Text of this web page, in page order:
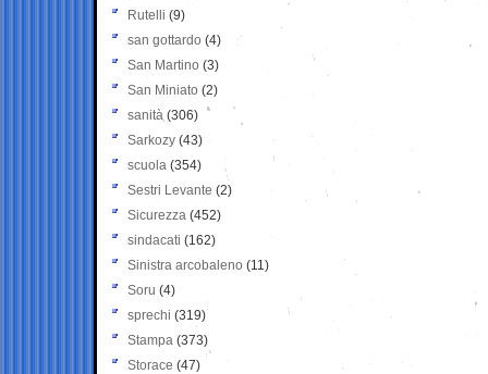
Rutelli (9)
san gottardo (4)
San Martino (3)
San Miniato (2)
sanità (306)
Sarkozy (43)
scuola (354)
Sestri Levante (2)
Sicurezza (452)
sindacati (162)
Sinistra arcobaleno (11)
Soru (4)
sprechi (319)
Stampa (373)
Storace (47)